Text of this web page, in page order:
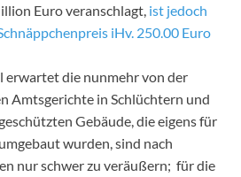
Euro veranschlagt, ist jedoch
iHv. 250.00 Euro
erwartet die nunmehr von der
Amtsgerichte in Schlüchtern und
Gebäude, die eigens für
wurden, sind nach
nur schwer zu veräußern; für die